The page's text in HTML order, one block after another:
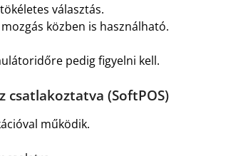
választás.
közben is használható.
pedig figyelni kell.
(SoftPOS)
működik.